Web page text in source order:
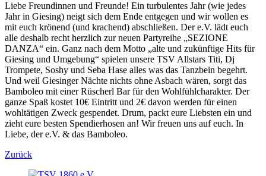
Liebe Freundinnen und Freunde! Ein turbulentes Jahr (wie jedes
Jahr in Giesing) neigt sich dem Ende entgegen und wir wollen es
mit euch krönend (und krachend) abschließen. Der e.V. lädt euch
alle deshalb recht herzlich zur neuen Partyreihe „SEZIONE
DANZA“ ein. Ganz nach dem Motto „alte und zukünftige Hits für
Giesing und Umgebung“ spielen unsere TSV Allstars Titi, Dj
Trompete, Soshy und Seba Hase alles was das Tanzbein begehrt.
Und weil Giesinger Nächte nichts ohne Asbach wären, sorgt das
Bamboleo mit einer Rüscherl Bar für den Wohlfühlcharakter. Der
ganze Spaß kostet 10€ Eintritt und 2€ davon werden für einen
wohltätigen Zweck gespendet. Drum, packt eure Liebsten ein und
zieht eure besten Spendierhosen an! Wir freuen uns auf euch. In
Liebe, der e.V. & das Bamboleo.
Zurück